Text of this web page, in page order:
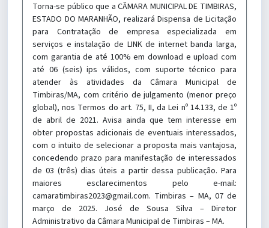
Torna-se público que a CÂMARA MUNICIPAL DE TIMBIRAS,
ESTADO DO MARANHÃO, realizará Dispensa de Licitação
para Contratação de empresa especializada em
serviços e instalação de LINK de internet banda larga,
com garantia de até 100% em download e upload com
até 06 (seis) ips válidos, com suporte técnico para
atender às atividades da Câmara Municipal de
Timbiras/MA, com critério de julgamento (menor preço
global), nos Termos do art. 75, II, da Lei nº 14.133, de 1º
de abril de 2021. Avisa ainda que tem interesse em
obter propostas adicionais de eventuais interessados,
com o intuito de selecionar a proposta mais vantajosa,
concedendo prazo para manifestação de interessados
de 03 (três) dias úteis a partir dessa publicação. Para
maiores esclarecimentos pelo e-mail:
camaratimbiras2023@gmail.com. Timbiras – MA, 07 de
março de 2025. José de Sousa Silva – Diretor
Administrativo da Câmara Municipal de Timbiras – MA.